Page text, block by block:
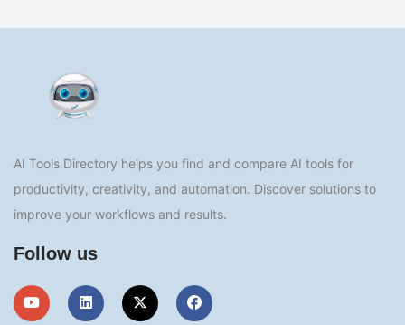
AI Tools Directory helps you find and compare AI tools for
productivity, creativity, and automation. Discover solutions to
improve your workflows and results.
Follow us